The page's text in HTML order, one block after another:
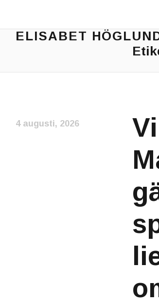
ELISABET
Journalist, författare och konstnär
4 augusti, 2026